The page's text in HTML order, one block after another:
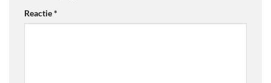
Reactie*